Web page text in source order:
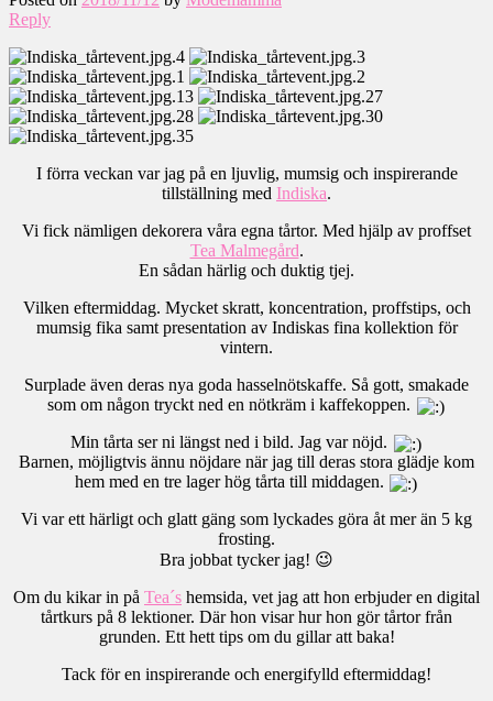
Reply
I förra veckan var jag på en ljuvlig, mumsig och inspirerande
tillställning med Indiska.
Vi fick nämligen dekorera våra egna tårtor. Med hjälp av proffset
Tea Malmegård.
En sådan härlig och duktig tjej.
Vilken eftermiddag. Mycket skratt, koncentration, proffstips, och
mumsig fika samt presentation av Indiskas fina kollektion för
vintern.
Surplade även deras nya goda hasselnötskaffe. Så gott, smakade
som om någon tryckt ned en nötkräm i kaffekoppen.
Min tårta ser ni längst ned i bild. Jag var nöjd.
Barnen, möjligtvis ännu nöjdare när jag till deras stora glädje kom
hem med en tre lager hög tårta till middagen.
Vi var ett härligt och glatt gäng som lyckades göra åt mer än 5 kg
frosting.
Bra jobbat tycker jag! 😉
Om du kikar in på Tea´s hemsida, vet jag att hon erbjuder en digital
tårtkurs på 8 lektioner. Där hon visar hur hon gör tårtor från
grunden. Ett hett tips om du gillar att baka!
Tack för en inspirerande och energifylld eftermiddag!